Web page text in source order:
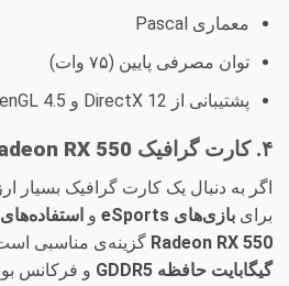
معماری Pascal
توان مصرفی پایین (۷۵ وات)
پشتیبانی از DirectX 12 و OpenGL 4.5
۴. کارت گرافیک AMD Radeon RX 550
اگر به دنبال یک کارت گرافیک بسیار
برای بازی‌های eSports و
Radeon RX 550 گزینه‌ی مناسبی
گیگابایت حافظه GDDR5
و فرکانس